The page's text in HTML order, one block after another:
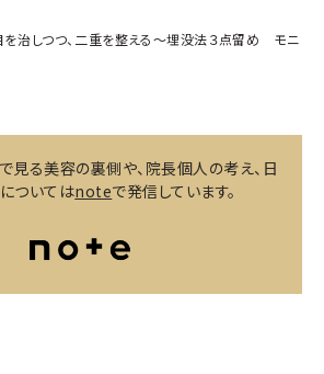
を治しつつ、二重を整える～埋没法３点留め モニ
見る美容の裏側や、院長個人の考え、日
ついてはnoteで発信しています。